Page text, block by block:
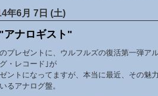
年6月 7日 (土)
アナロギスト"
プレゼントに、ウルフルズの復活第一弾ア
・レコード｣が
ントになってますが、本当に最近、その魅
るアナログ盤。